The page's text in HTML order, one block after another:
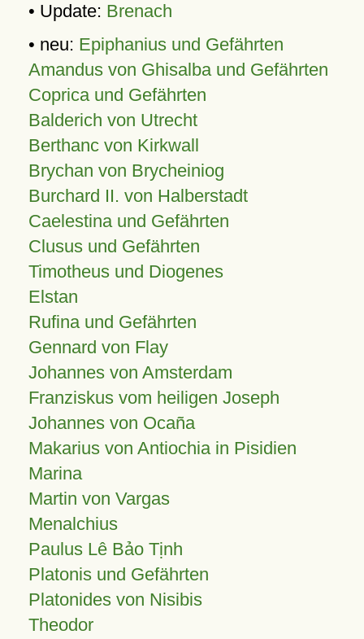
• Update: Brenach
• neu: Epiphanius und Gefährten
Amandus von Ghisalba und Gefährten
Coprica und Gefährten
Balderich von Utrecht
Berthanc von Kirkwall
Brychan von Brycheiniog
Burchard II. von Halberstadt
Caelestina und Gefährten
Clusus und Gefährten
Timotheus und Diogenes
Elstan
Rufina und Gefährten
Gennard von Flay
Johannes von Amsterdam
Franziskus vom heiligen Joseph
Johannes von Ocaña
Makarius von Antiochia in Pisidien
Marina
Martin von Vargas
Menalchius
Paulus Lê Bảo Tịnh
Platonis und Gefährten
Platonides von Nisibis
Theodor